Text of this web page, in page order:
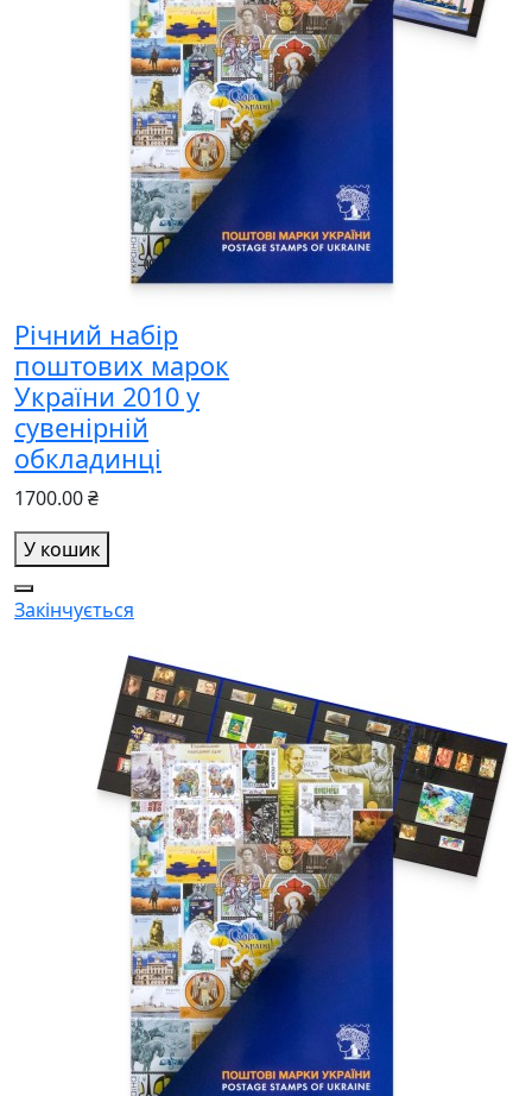
Річний набір
поштових марок
України 2010 у
сувенірній
обкладинці
1700.00 ₴
У кошик
Закінчується